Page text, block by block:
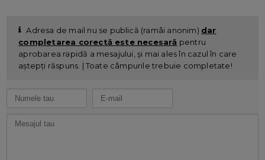
Adresa de mail nu se publică (ramâi anonim) dar
completarea corectă este necesară pentru
aprobarea rapidă a mesajului, și mai ales în cazul în care
aștepți răspuns. | Toate câmpurile trebuie completate!